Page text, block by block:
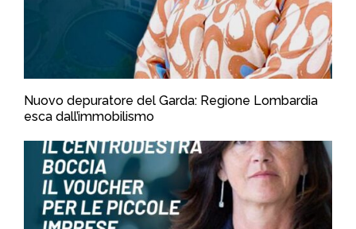
Nuovo depuratore del Garda: Regione Lombardia
esca dall’immobilismo